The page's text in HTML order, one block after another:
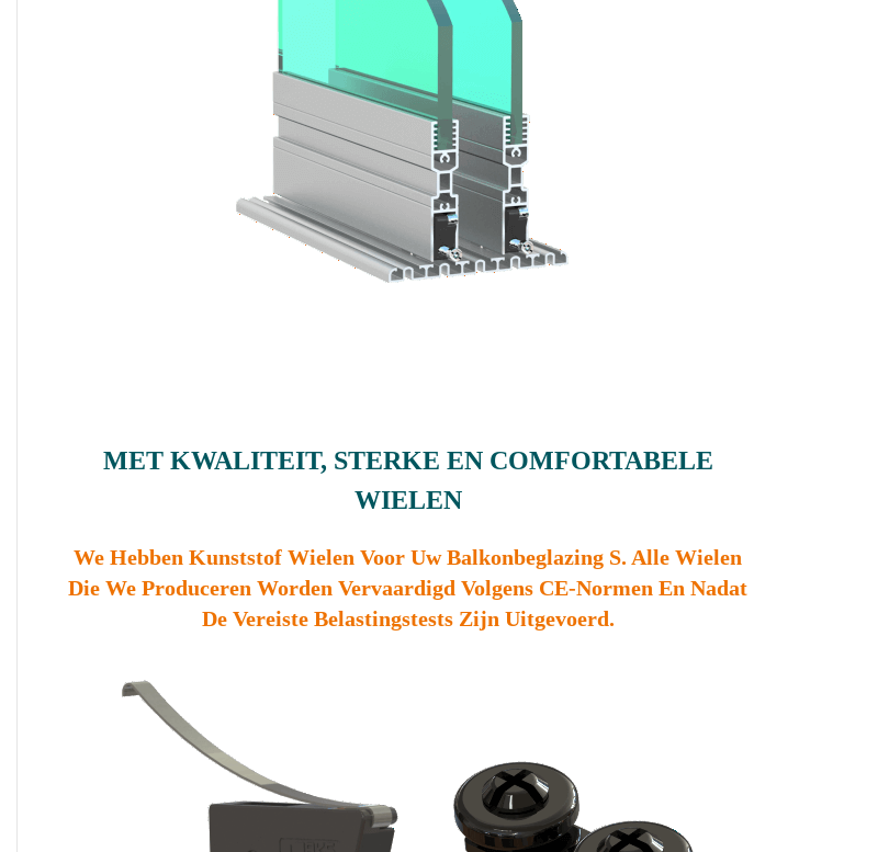
MET KWALITEIT, STERKE EN COMFORTABELE
WIELEN
We Hebben Kunststof Wielen Voor Uw Balkonbeglazing S. Alle Wielen
Die We Produceren Worden Vervaardigd Volgens CE-Normen En Nadat
De Vereiste Belastingstests Zijn Uitgevoerd.